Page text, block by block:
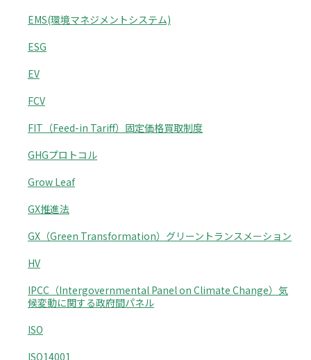
EMS(環境マネジメントシステム)
ESG
EV
FCV
FIT（Feed-in Tariff）固定価格買取制度
GHGプロトコル
Grow Leaf
GX推進法
GX（Green Transformation）グリーントランスメーション
HV
IPCC（Intergovernmental Panel on Climate Change）気
候変動に関する政府間パネル
ISO
ISO14001